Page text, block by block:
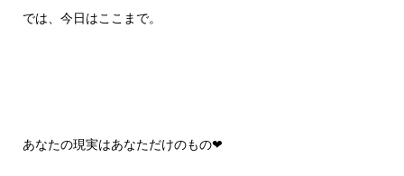
では、今日はここまで。
あなたの現実はあなただけのもの❤